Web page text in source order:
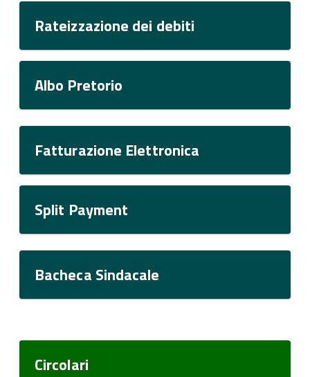
Rateizzazione dei debiti
Albo Pretorio
Fatturazione Elettronica
Split Payment
Bacheca Sindacale
Circolari